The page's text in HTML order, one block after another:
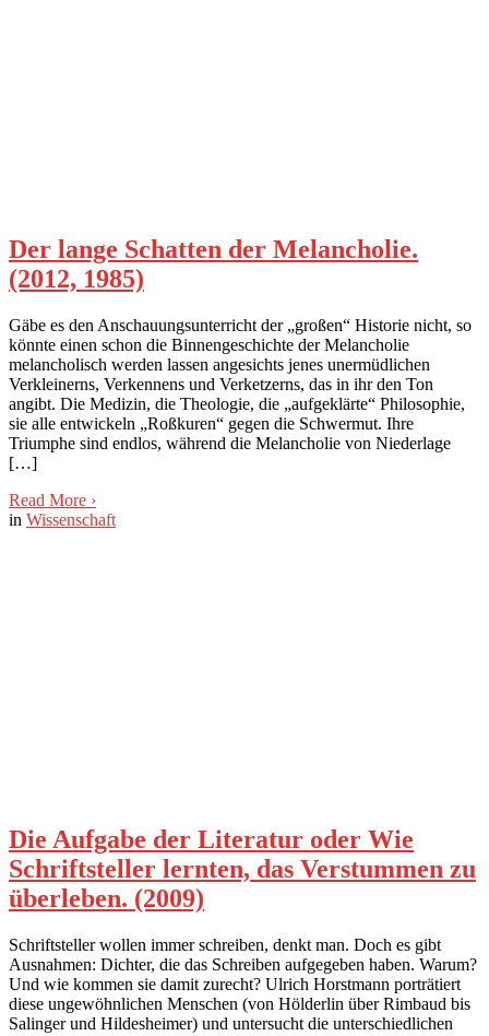
Der lange Schatten der Melancholie.
(2012, 1985)
Gäbe es den Anschauungsunterricht der „großen“ Historie nicht, so
könnte einen schon die Binnengeschichte der Melancholie
melancholisch werden lassen angesichts jenes unermüdlichen
Verkleinerns, Verkennens und Verketzerns, das in ihr den Ton
angibt. Die Medizin, die Theologie, die „aufgeklärte“ Philosophie,
sie alle entwickeln „Roßkuren“ gegen die Schwermut. Ihre
Triumphe sind endlos, während die Melancholie von Niederlage
[…]
Read More ›
in Wissenschaft
Die Aufgabe der Literatur oder Wie
Schriftsteller lernten, das Verstummen zu
überleben. (2009)
Schriftsteller wollen immer schreiben, denkt man. Doch es gibt
Ausnahmen: Dichter, die das Schreiben aufgegeben haben. Warum?
Und wie kommen sie damit zurecht? Ulrich Horstmann porträtiert
diese ungewöhnlichen Menschen (von Hölderlin über Rimbaud bis
Salinger und Hildesheimer) und untersucht die unterschiedlichen